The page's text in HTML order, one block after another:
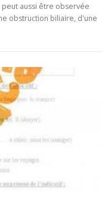
aussi être observée
obstruction biliaire, d'une